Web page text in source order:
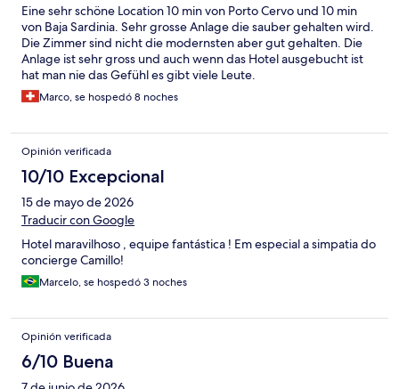
Eine sehr schöne Location 10 min von Porto Cervo und 10 min
von Baja Sardinia. Sehr grosse Anlage die sauber gehalten wird.
Die Zimmer sind nicht die modernsten aber gut gehalten. Die
Anlage ist sehr gross und auch wenn das Hotel ausgebucht ist
hat man nie das Gefühl es gibt viele Leute.
Marco, se hospedó 8 noches
Opinión verificada
10/10 Excepcional
15 de mayo de 2026
Traducir con Google
Hotel maravilhoso , equipe fantástica ! Em especial a simpatia do
concierge Camillo!
Marcelo, se hospedó 3 noches
Opinión verificada
6/10 Buena